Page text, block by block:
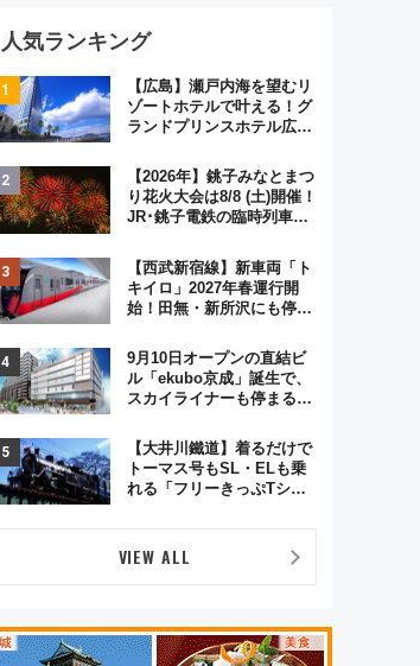
人気ランキング
【広島】瀬戸内海を望むリ
ゾートホテルで叶える！グ
ランドプリンスホテル広島
ジュアルパーティープラン
【2026年】銚子みなとまつ
り花火大会は8/8 (土)開催！
JR･銚子電鉄の臨時列車や
く8,000発の大迫力＆屋台
を満喫
【西武新宿線】新車両「ト
キイロ」2027年春運行開
始！田無・新所沢にも停
弾」も
9月10日オープンの直結ビ
ル「ekubo京成」誕生で、
スカイライナーも停まる巨
変わる？ 全テナント情報も
公開！
【大井川鐵道】着るだけで
トーマス号もSL・ELも乗
れる「フリーきっぷTシャ
VIEW ALL